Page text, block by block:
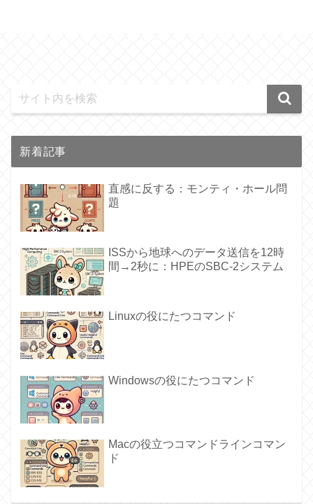
新着記事
直感に反する：モンティ・ホール問
題
ISSから地球へのデータ送信を12時
間→2秒に：HPEのSBC-2システム
Linuxの役にたつコマンド
Windowsの役にたつコマンド
Macの役立つコマンドラインコマン
ド